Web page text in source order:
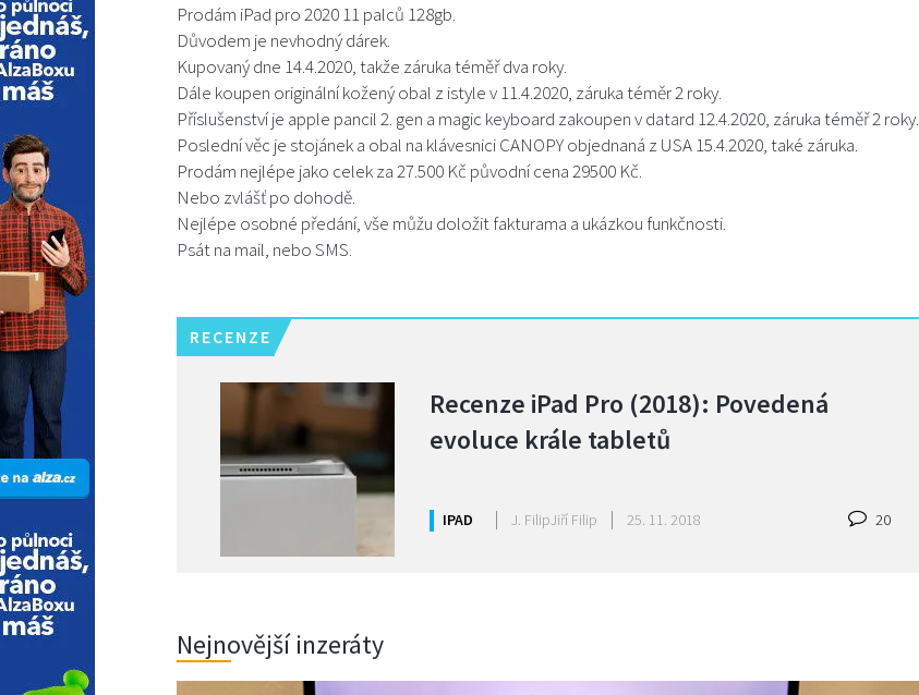
Prodám iPad pro 2020 11 palců 128gb.
Důvodem je nevhodný dárek.
Kupovaný dne 14.4.2020, takže záruka téměř dva roky.
Dále koupen originální kožený obal z istyle v 11.4.2020, záruka téměr 2 roky.
Příslušenství je apple pancil 2. gen a magic keyboard zakoupen v datard 12.4.2020, záruka téměř 2 roky.
Poslední věc je stojánek a obal na klávesnici CANOPY objednaná z USA 15.4.2020, také záruka.
Prodám nejlépe jako celek za 27.500 Kč původní cena 29500 Kč.
Nebo zvlášť po dohodě.
Nejlépe osobné předání, vše můžu doložit fakturama a ukázkou funkčnosti.
Psát na mail, nebo SMS.
RECENZE
Recenze iPad Pro (2018): Povedená
evoluce krále tabletů
IPAD J. FilipJiří Filip 25. 11. 2018 20
Nejnovější inzeráty